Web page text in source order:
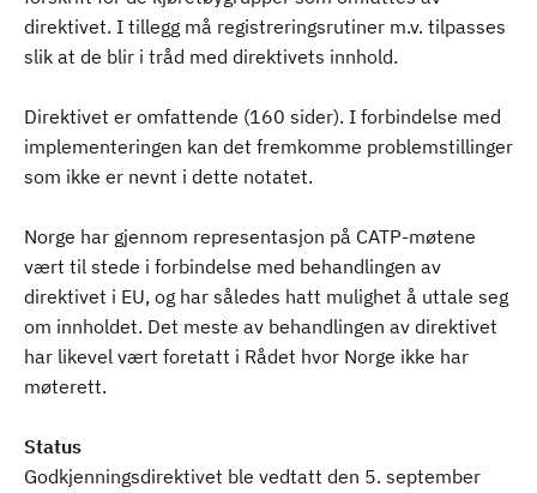
direktivet. I tillegg må registreringsrutiner m.v. tilpasses
slik at de blir i tråd med direktivets innhold.
Direktivet er omfattende (160 sider). I forbindelse med
implementeringen kan det fremkomme problemstillinger
som ikke er nevnt i dette notatet.
Norge har gjennom representasjon på CATP-møtene
vært til stede i forbindelse med behandlingen av
direktivet i EU, og har således hatt mulighet å uttale seg
om innholdet. Det meste av behandlingen av direktivet
har likevel vært foretatt i Rådet hvor Norge ikke har
møterett.
Status
Godkjenningsdirektivet ble vedtatt den 5. september